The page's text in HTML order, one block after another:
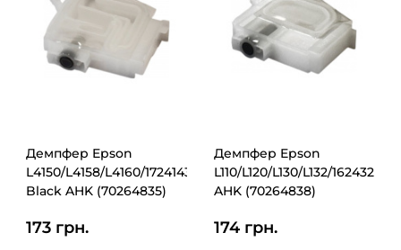
Демпфер Epson
L4150/L4158/L4160/1724143,
Black AHK (70264835)
173 грн.
Демпфер Epson
L110/L120/L130/L132/1624320
AHK (70264838)
174 грн.